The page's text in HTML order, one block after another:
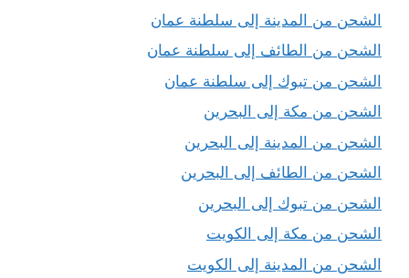
الشحن من المدينة إلى سلطنة عمان
الشحن من الطائف إلى سلطنة عمان
الشحن من تبوك إلى سلطنة عمان
الشحن من مكة إلى البحرين
الشحن من المدينة إلى البحرين
الشحن من الطائف إلى البحرين
الشحن من تبوك إلى البحرين
الشحن من مكة إلى الكويت
الشحن من المدينة إلى الكويت